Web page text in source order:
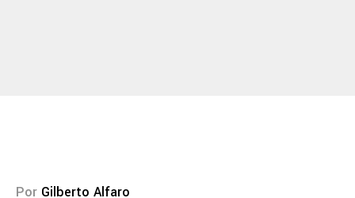
Por Gilberto Alfaro